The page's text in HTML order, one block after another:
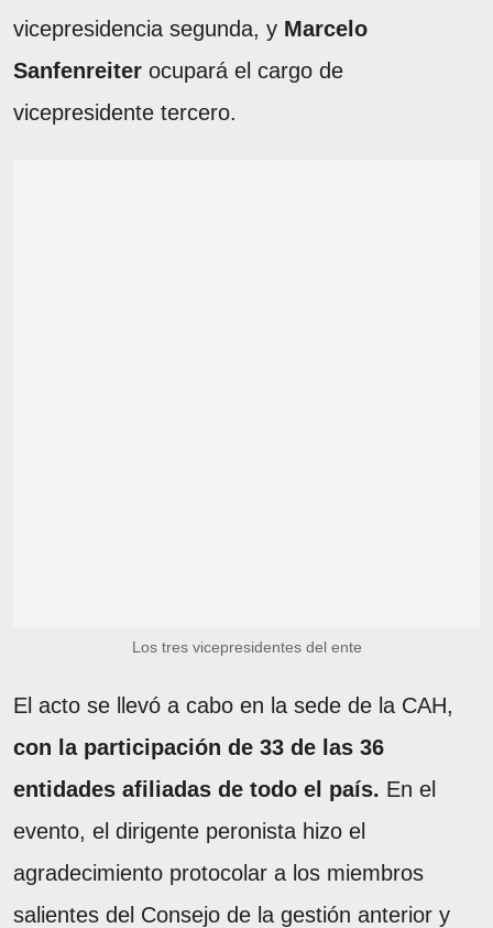
vicepresidencia segunda, y Marcelo
Sanfenreiter ocupará el cargo de
vicepresidente tercero.
Los tres vicepresidentes del ente
El acto se llevó a cabo en la sede de la CAH,
con la participación de 33 de las 36
entidades afiliadas de todo el país. En el
evento, el dirigente peronista hizo el
agradecimiento protocolar a los miembros
salientes del Consejo de la gestión anterior y